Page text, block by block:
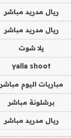
ريال مدريد مباشر
ريال مدريد مباشر
يلا شوت
yalla shoot
مباريات اليوم مباشر
برشلونة مباشر
ريال مدريد مباشر